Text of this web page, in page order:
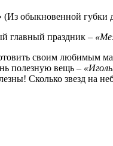
обыкновенной губки
главный праздник –
своим любимым
полезную вещь –
Сколько звезд на